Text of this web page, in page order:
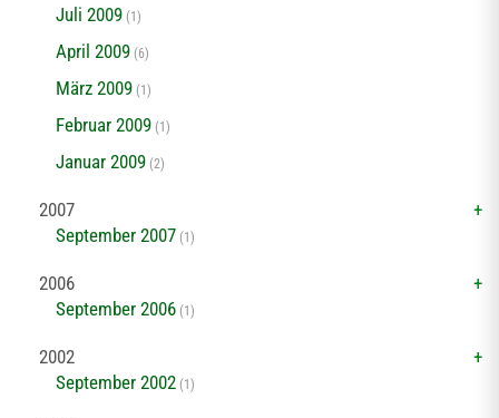
Juli 2009 (1)
April 2009 (6)
März 2009 (1)
Februar 2009 (1)
Januar 2009 (2)
2007
September 2007 (1)
2006
September 2006 (1)
2002
September 2002 (1)